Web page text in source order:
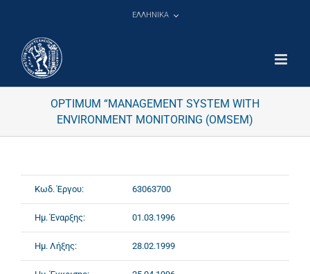
ΕΛΛΗΝΙΚΑ
OPTIMUM “MANAGEMENT SYSTEM WITH
ENVIRONMENT MONITORING (OMSEM)
Κωδ. Έργου: 63063700
Ημ. Έναρξης: 01.03.1996
Ημ. Λήξης: 28.02.1999